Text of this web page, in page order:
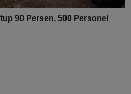
90 Persen, 500 Personel